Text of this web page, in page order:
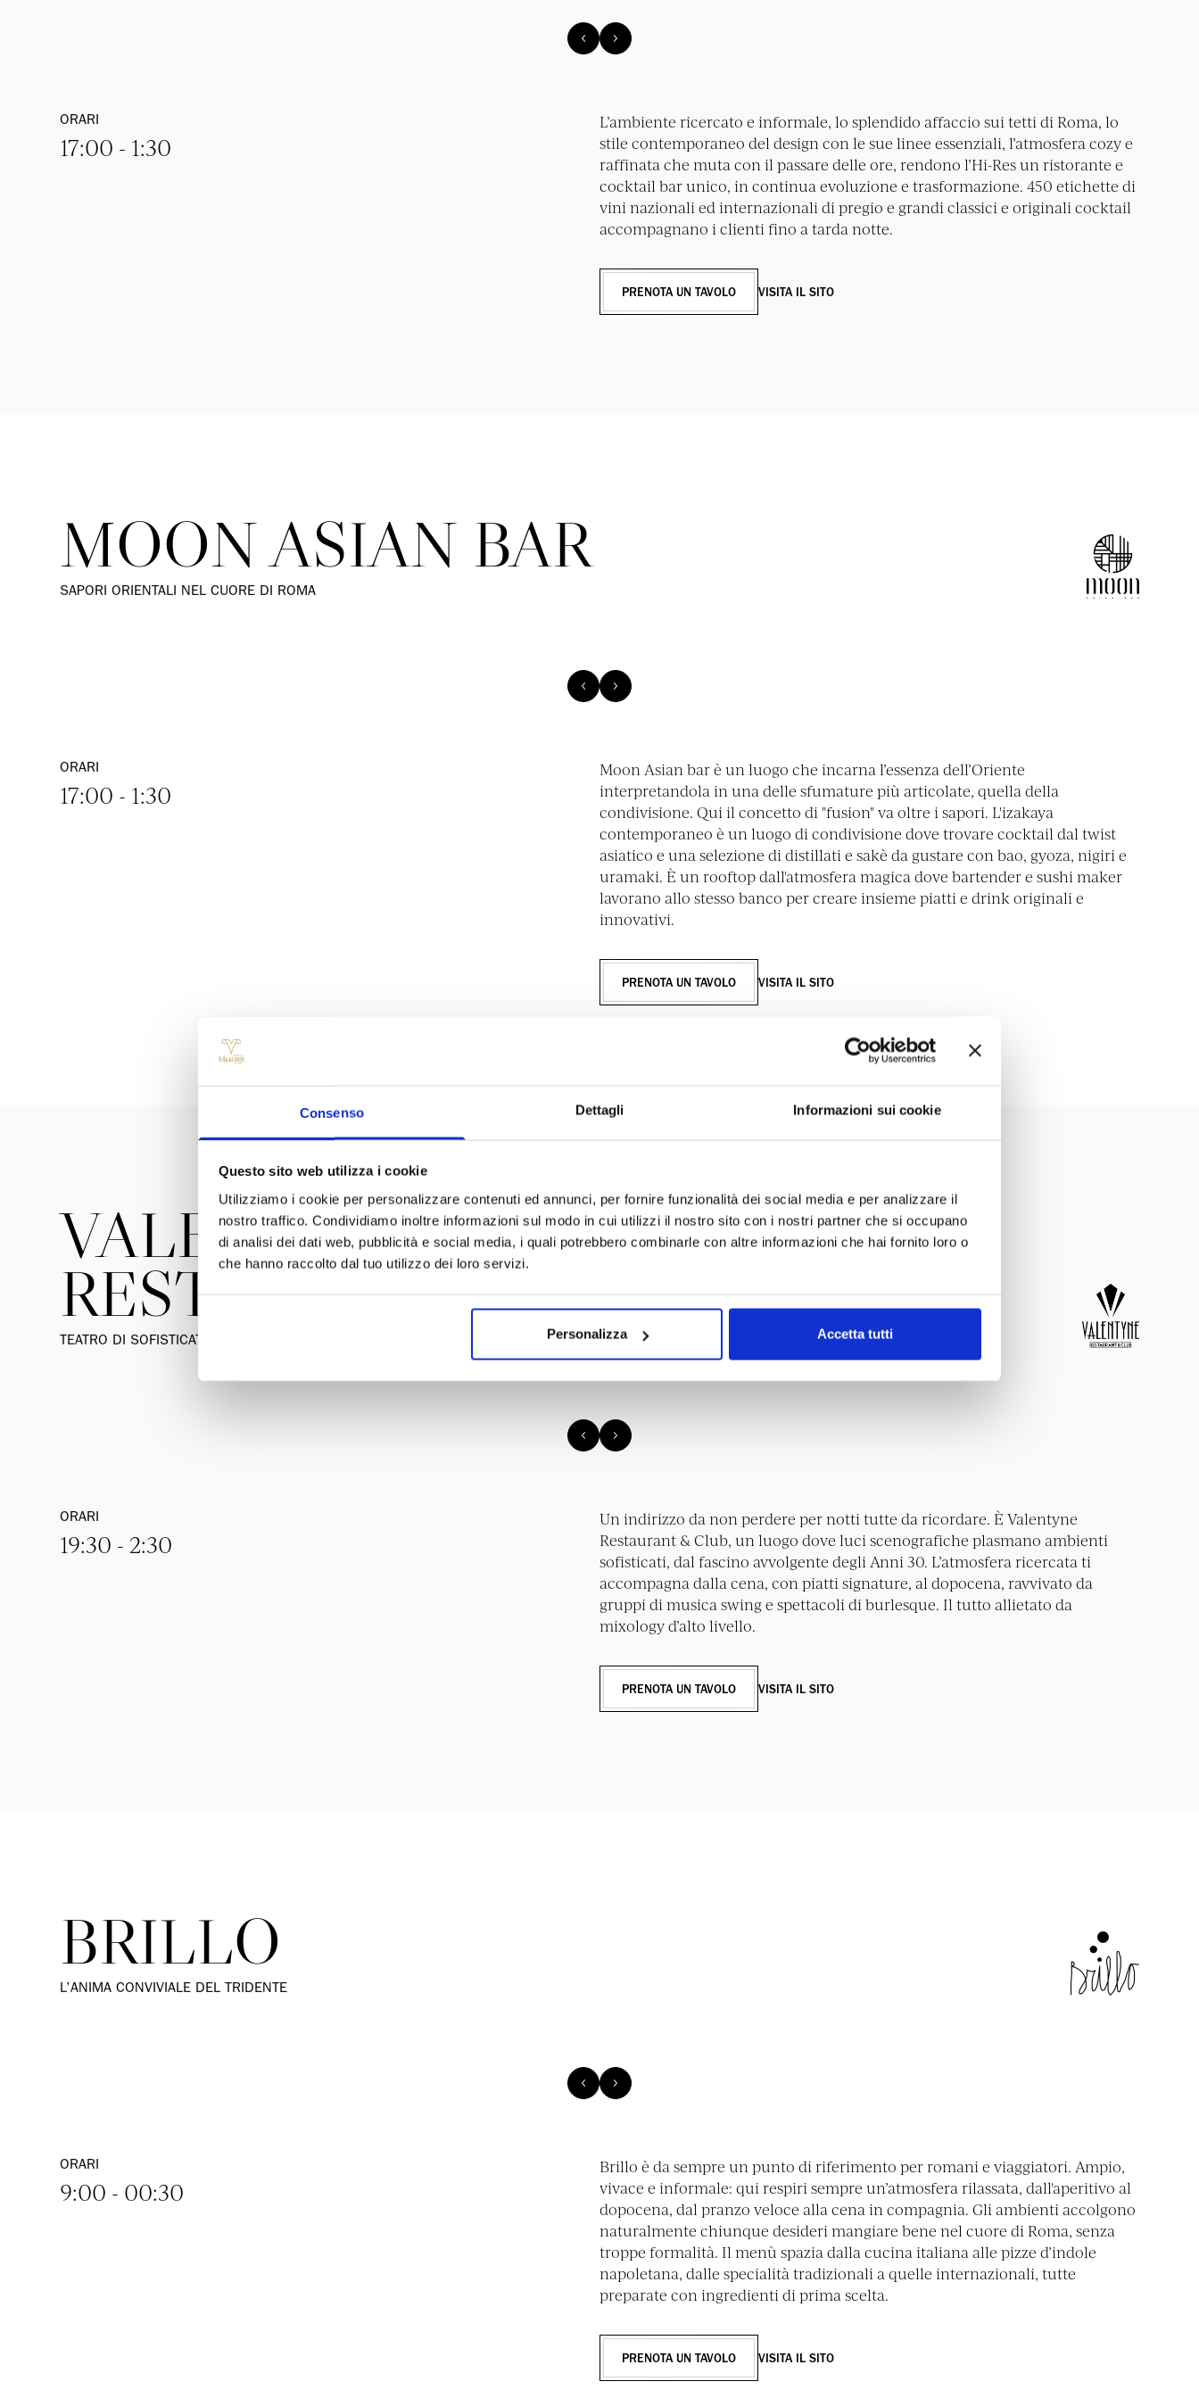
Consenso Dettagli Informazioni sui cookie
Questo sito web utilizza i cookie
Utilizziamo i cookie per personalizzare contenuti ed annunci, per fornire funzionalità dei social media e per analizzare il
nostro traffico. Condividiamo inoltre informazioni sul modo in cui utilizzi il nostro sito con i nostri partner che si occupano
di analisi dei dati web, pubblicità e social media, i quali potrebbero combinarle con altre informazioni che hai fornito loro o
che hanno raccolto dal tuo utilizzo dei loro servizi.
Personalizza Accetta tutti
ORARI
17:00 - 1:30
L’ambiente ricercato e informale, lo splendido affaccio sui tetti di Roma, lo
stile contemporaneo del design con le sue linee essenziali, l’atmosfera cozy e
raffinata che muta con il passare delle ore, rendono l’Hi-Res un ristorante e
cocktail bar unico, in continua evoluzione e trasformazione. 450 etichette di
vini nazionali ed internazionali di pregio e grandi classici e originali cocktail
accompagnano i clienti fino a tarda notte.
PRENOTA UN TAVOLO VISITA IL SITO
MOON ASIAN BAR
SAPORI ORIENTALI NEL CUORE DI ROMA
ORARI
17:00 - 1:30
Moon Asian bar è un luogo che incarna l’essenza dell’Oriente
interpretandola in una delle sfumature più articolate, quella della
condivisione. Qui il concetto di "fusion" va oltre i sapori. L'izakaya
contemporaneo è un luogo di condivisione dove trovare cocktail dal twist
asiatico e una selezione di distillati e sakè da gustare con bao, gyoza, nigiri e
uramaki. È un rooftop dall'atmosfera magica dove bartender e sushi maker
lavorano allo stesso banco per creare insieme piatti e drink originali e
innovativi.
PRENOTA UN TAVOLO VISITA IL SITO
VALENTYNE
RESTAURANT & CLUB
TEATRO DI SOFISTICATE SERATE ROMANE
ORARI
19:30 - 2:30
Un indirizzo da non perdere per notti tutte da ricordare. È Valentyne
Restaurant & Club, un luogo dove luci scenografiche plasmano ambienti
sofisticati, dal fascino avvolgente degli Anni 30. L’atmosfera ricercata ti
accompagna dalla cena, con piatti signature, al dopocena, ravvivato da
gruppi di musica swing e spettacoli di burlesque. Il tutto allietato da
mixology d’alto livello.
PRENOTA UN TAVOLO VISITA IL SITO
BRILLO
L’ANIMA CONVIVIALE DEL TRIDENTE
ORARI
9:00 - 00:30
Brillo è da sempre un punto di riferimento per romani e viaggiatori. Ampio,
vivace e informale: qui respiri sempre un’atmosfera rilassata, dall'aperitivo al
dopocena, dal pranzo veloce alla cena in compagnia. Gli ambienti accolgono
naturalmente chiunque desideri mangiare bene nel cuore di Roma, senza
troppe formalità. Il menù spazia dalla cucina italiana alle pizze d’indole
napoletana, dalle specialità tradizionali a quelle internazionali, tutte
preparate con ingredienti di prima scelta.
PRENOTA UN TAVOLO VISITA IL SITO